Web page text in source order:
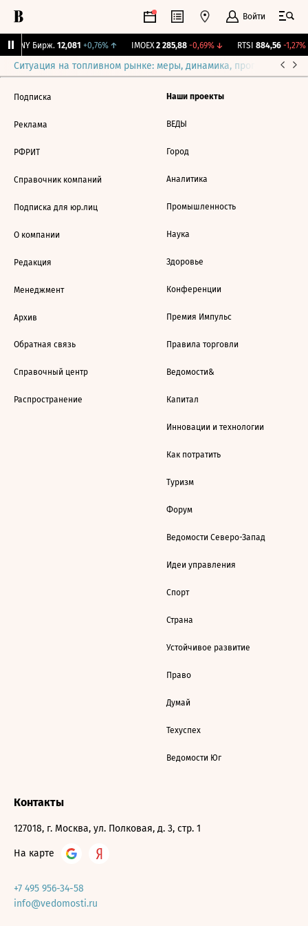
Войти
CNY Бирж. 12,081 +0,76%↑ IMOEX 2 285,88 -0,69%↓ RTSI 884,56 -1,27%
Ситуация на топливном рынке: меры, динамика, прогнозы
Подписка
Реклама
РФРИТ
Справочник компаний
Подписка для юр.лиц
О компании
Редакция
Менеджмент
Архив
Обратная связь
Справочный центр
Распространение
Наши проекты
ВЕДЫ
Город
Аналитика
Промышленность
Наука
Здоровье
Конференции
Премия Импульс
Правила торговли
Ведомости&
Капитал
Инновации и технологии
Как потратить
Туризм
Форум
Ведомости Северо-Запад
Идеи управления
Спорт
Страна
Устойчивое развитие
Право
Думай
Техуспех
Ведомости Юг
Контакты
127018, г. Москва, ул. Полковая, д. 3, стр. 1
На карте
+7 495 956-34-58
info@vedomosti.ru